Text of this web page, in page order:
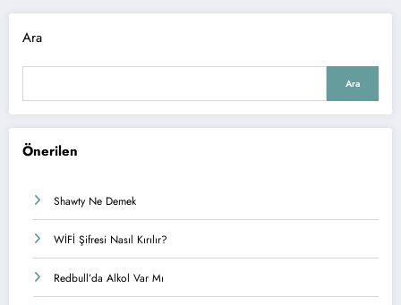
Ara
Ara
Önerilen
Shawty Ne Demek
WİFİ Şifresi Nasıl Kırılır?
Redbull’da Alkol Var Mı